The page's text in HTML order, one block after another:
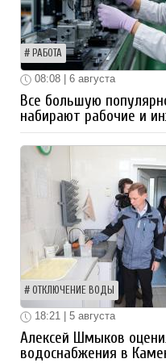
РАБОТА
08:08 | 6 августа
Все большую
набирают рабочие и
ОТКЛЮЧЕНИЕ ВОДЫ
18:21 | 5 августа
Алексей Шмыков
водоснабжения в